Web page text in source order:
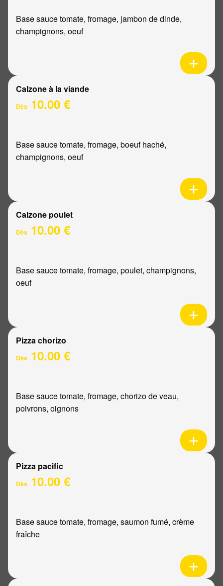
Base sauce tomate, fromage, jambon de dinde,
champignons, oeuf
Calzone à la viande
Dès 10.00 €
Base sauce tomate, fromage, boeuf haché,
champignons, oeuf
Calzone poulet
Dès 10.00 €
Base sauce tomate, fromage, poulet, champignons,
oeuf
Pizza chorizo
Dès 10.00 €
Base sauce tomate, fromage, chorizo de veau,
poivrons, oignons
Pizza pacific
Dès 10.00 €
Base sauce tomate, fromage, saumon fumé, crème
fraîche